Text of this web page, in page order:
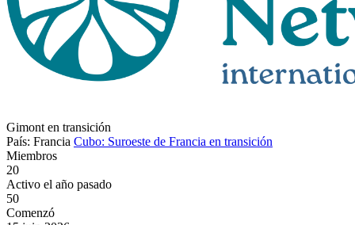
Gimont en transición
País: Francia Cubo: Suroeste de Francia en transición
Miembros
20
Activo el año pasado
50
Comenzó